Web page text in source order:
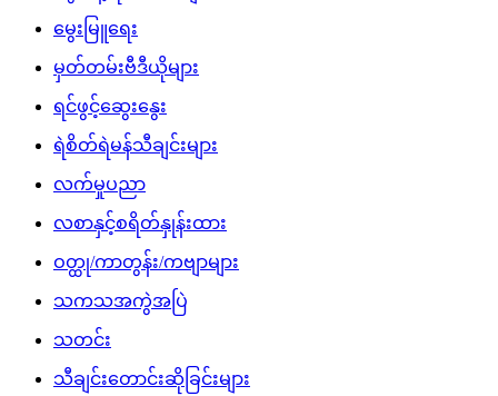
မွေးမြူရေး
မှတ်တမ်းဗီဒီယိုများ
ရင်ဖွင့်ဆွေးနွေး
ရဲစိတ်ရဲမန်သီချင်းများ
လက်မှုပညာ
လစာနှင့်စရိတ်နှုန်းထား
ဝတ္ထု/ကာတွန်း/ကဗျာများ
သကသအကွဲအပြဲ
သတင်း
သီချင်းတောင်းဆိုခြင်းများ